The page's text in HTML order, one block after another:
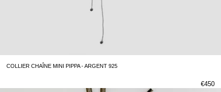
COLLIER CHAÎNE MINI PIPPA - ARGENT 925
€450